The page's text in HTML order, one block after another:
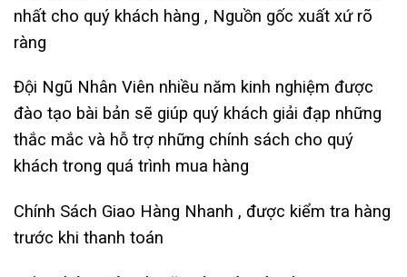
nhất cho quý khách hàng , Nguồn gốc xuất xứ rõ
ràng
Đội Ngũ Nhân Viên nhiều năm kinh nghiệm được
đào tạo bài bản sẽ giúp quý khách giải đạp những
thắc mắc và hỗ trợ những chính sách cho quý
khách trong quá trình mua hàng
Chính Sách Giao Hàng Nhanh , được kiểm tra hàng
trước khi thanh toán